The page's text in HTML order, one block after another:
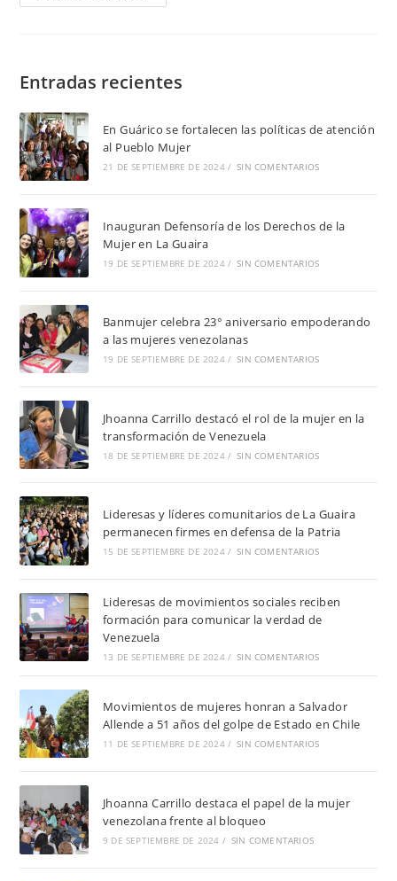
Entradas recientes
En Guárico se fortalecen las políticas de atención
al Pueblo Mujer
21 DE SEPTIEMBRE DE 2024 / SIN COMENTARIOS
Inauguran Defensoría de los Derechos de la
Mujer en La Guaira
19 DE SEPTIEMBRE DE 2024 / SIN COMENTARIOS
Banmujer celebra 23° aniversario empoderando
a las mujeres venezolanas
19 DE SEPTIEMBRE DE 2024 / SIN COMENTARIOS
Jhoanna Carrillo destacó el rol de la mujer en la
transformación de Venezuela
18 DE SEPTIEMBRE DE 2024 / SIN COMENTARIOS
Lideresas y líderes comunitarios de La Guaira
permanecen firmes en defensa de la Patria
15 DE SEPTIEMBRE DE 2024 / SIN COMENTARIOS
Lideresas de movimientos sociales reciben
formación para comunicar la verdad de
Venezuela
13 DE SEPTIEMBRE DE 2024 / SIN COMENTARIOS
Movimientos de mujeres honran a Salvador
Allende a 51 años del golpe de Estado en Chile
11 DE SEPTIEMBRE DE 2024 / SIN COMENTARIOS
Jhoanna Carrillo destaca el papel de la mujer
venezolana frente al bloqueo
9 DE SEPTIEMBRE DE 2024 / SIN COMENTARIOS